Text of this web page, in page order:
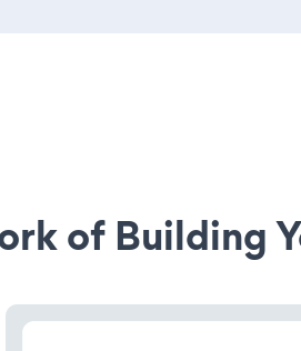
of Building